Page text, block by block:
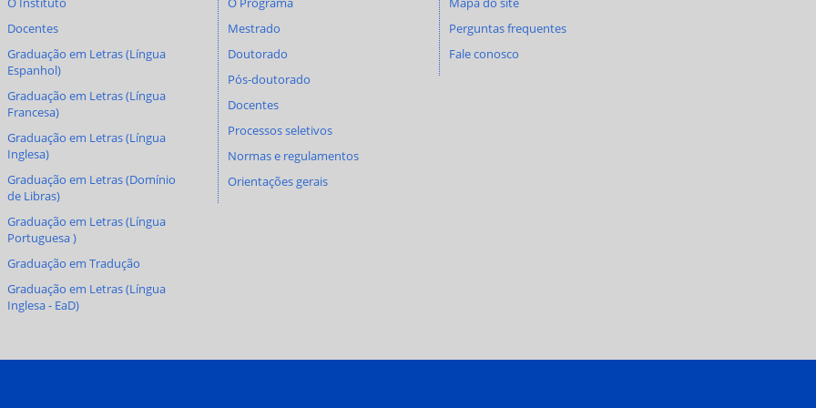
Docentes
Graduação em Letras (Língua
Espanhol)
Graduação em Letras (Língua
Francesa)
Graduação em Letras (Língua
Inglesa)
Graduação em Letras (Domínio
de Libras)
Graduação em Letras (Língua
Portuguesa )
Graduação em Tradução
Graduação em Letras (Língua
Inglesa - EaD)
Mestrado
Doutorado
Pós-doutorado
Docentes
Processos seletivos
Normas e regulamentos
Orientações gerais
Perguntas frequentes
Fale conosco